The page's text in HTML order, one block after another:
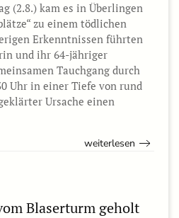
(2.8.) kam es in Überlingen
zu einem tödlichen
Erkenntnissen führten
und ihr 64-jähriger
Tauchgang durch
Uhr in einer Tiefe von rund
Ursache einen
weiterlesen
Blaserturm geholt